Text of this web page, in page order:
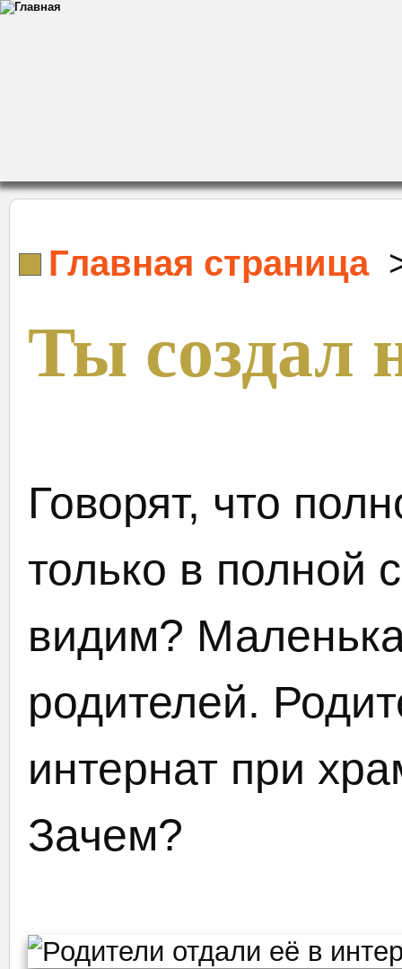
Главная страница
Ты создал
Говорят, что
только в полной
видим?
родителей.
интернат при
Зачем?